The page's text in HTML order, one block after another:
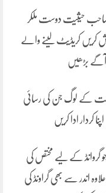
حیثیت دوست ملکر
کریں کریڈیٹ لینے والے
آگے بڑھیں
کے لوگ جن کی رسائی
ادا کریں
گروانڈ کے لیے مختص کی
اندر سے بھی گراونڈ کی